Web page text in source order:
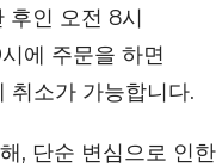
후인 오전 8시
에 주문을 하면
취소가 가능합니다.
, 단순 변심으로 인한